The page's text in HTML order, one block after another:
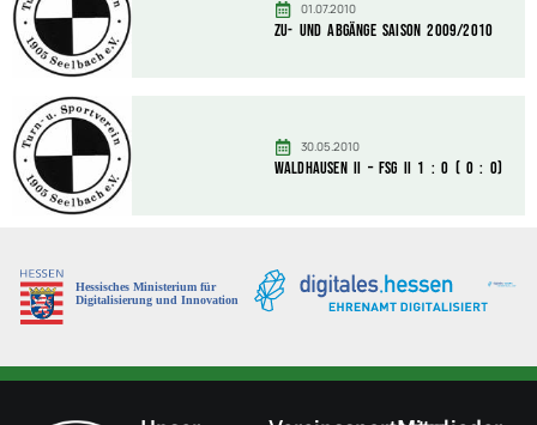
01.07.2010
Zu- und Abgänge Saison 2009/2010
30.05.2010
Waldhausen II – FSG II 1 : 0 ( 0 : 0)